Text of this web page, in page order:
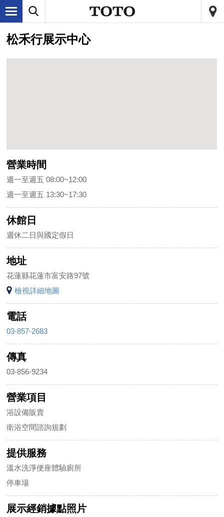
松禾行展示中心
營業時間
週一至週五 08:00~12:00
週一至週五 13:30~17:30
休館日
週休二日與國定假日
地址
花蓮縣花蓮市富安路97號
檢視詳細地圖
電話
03-857-2683
傳真
03-856-9234
營業項目
浴設備販賣
衛浴空間諮詢規劃
提供服務
溫水洗淨便座體驗廁所
停車場
展示經銷據點照片